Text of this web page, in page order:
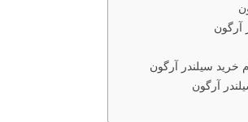
آرگون
خرید سیلندر آرگون
آرگون